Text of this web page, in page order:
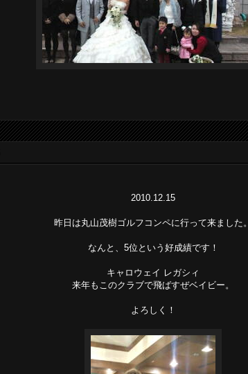
2010.12.15
昨日は丸山茂樹ゴルフコンペに行って来ました。
なんと、5位という好成績です！
キャロウェイ レガシィ
来年もこのクラブで飛ばすぜベイビー。
よろしく！